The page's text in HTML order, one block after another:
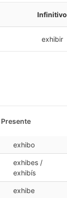
Infinitivo
exhibir
Presente
exhibo
exhibes /
exhibís
exhibe